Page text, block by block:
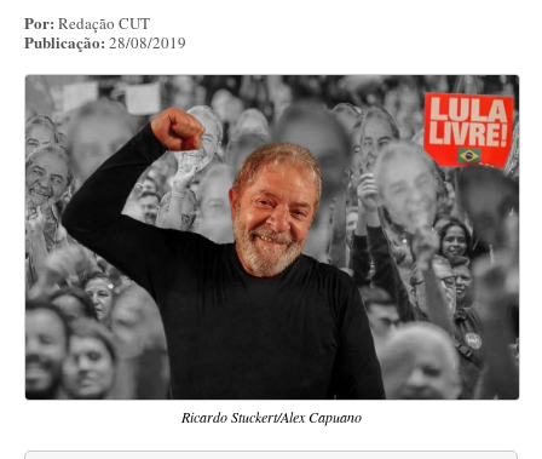
Por: Redação CUT
Publicação: 28/08/2019
Ricardo Stuckert/Alex Capuano